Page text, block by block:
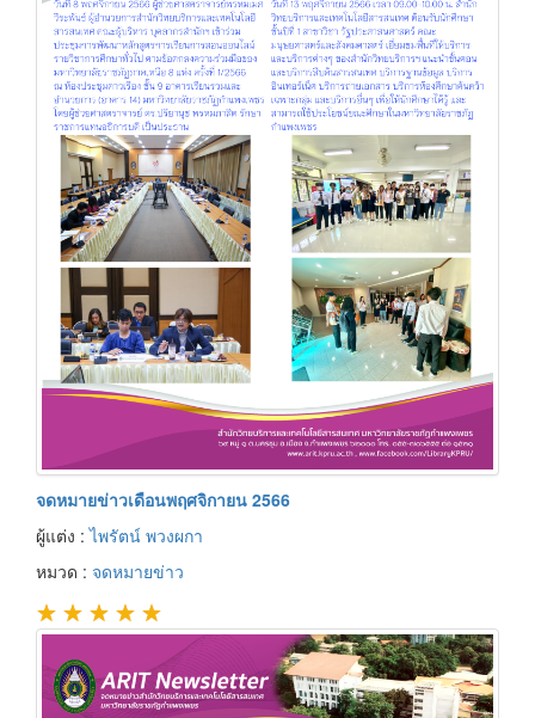
จดหมายข่าวเดือนพฤศจิกายน 2566
ผู้แต่ง :ไพรัตน์ พวงผกา
หมวด : จดหมายข่าว
★ ★ ★ ★ ★